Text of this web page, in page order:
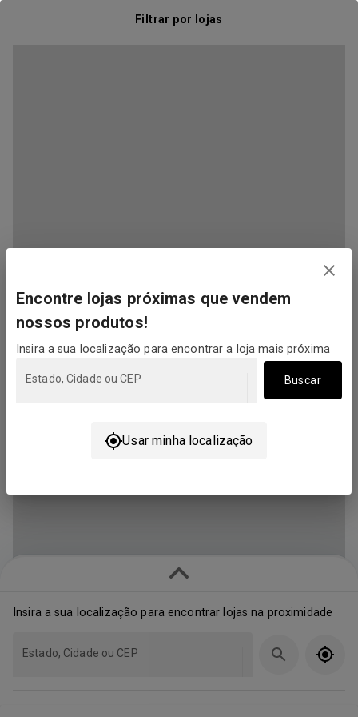
Filtrar por lojas
Encontre lojas próximas que vendem
nossos produtos!
Insira a sua localização para encontrar a loja mais próxima
Estado, Cidade ou CEP Buscar
Usar minha localização
Insira a sua localização para encontrar lojas na proximidade
Estado, Cidade ou CEP